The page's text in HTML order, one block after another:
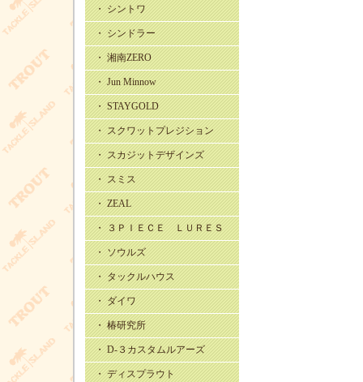
・ シントワ
・ シンドラー
・ 湘南ZERO
・ Jun Minnow
・ STAYGOLD
・ スクワットプレジション
・ スカジットデザインズ
・ スミス
・ ZEAL
・ ３ＰＩＥＣＥ ＬＵＲＥＳ
・ ソウルズ
・ タックルハウス
・ ダイワ
・ 椿研究所
・ D-３カスタムルアーズ
・ ディスプラウト